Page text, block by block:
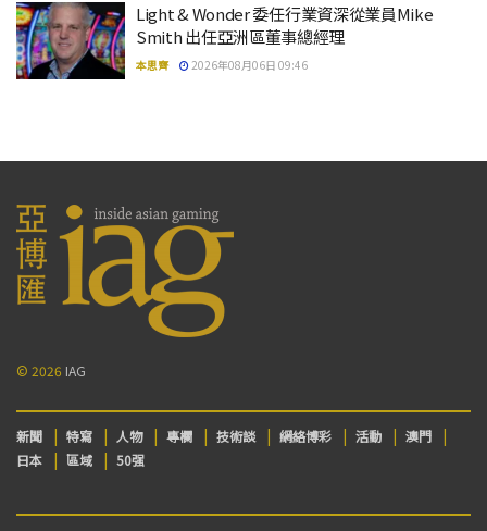
Light & Wonder 委任行業資深從業員Mike
Smith 出任亞洲區董事總經理
本思齊 2026年08月06日 09:46
© 2026 IAG
新聞 特寫 人物 專欄 技術談 網絡博彩 活動
澳門
日本
區域 50强